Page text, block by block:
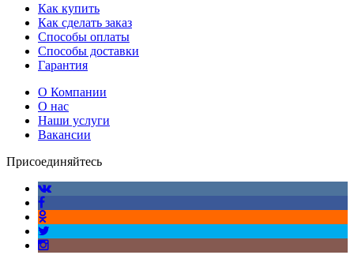
Как купить
Как сделать заказ
Способы оплаты
Способы доставки
Гарантия
О Компании
О нас
Наши услуги
Вакансии
Присоединяйтесь